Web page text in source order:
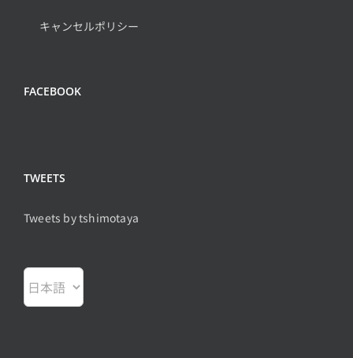
キャンセルポリシー
FACEBOOK
TWEETS
Tweets by tshimotaya
言
語